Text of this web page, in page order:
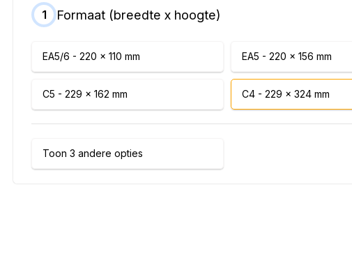
1 Formaat (breedte x hoogte)
EA5/6 - 220 x 110 mm EA5 - 220 x 156 mm
C5 - 229 x 162 mm C4 - 229 x 324 mm
Toon 3 andere opties